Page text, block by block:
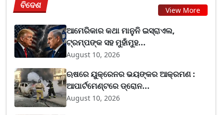
ବିଦେଶ View More
ଆମେରିକାର କଥା ମାନୁନି ଇସ୍ରାଏଲ,
ଟ୍ରମ୍ପଙ୍କ ସହ ମୁହାଁମୁହ...
August 10, 2026
ଋଷରେ ୟୁକ୍ରେନର ଭୟଙ୍କର ଆକ୍ରମଣ :
ଆପାର୍ଟମେଣ୍ଟରେ ଡ୍ରୋନ...
August 10, 2026